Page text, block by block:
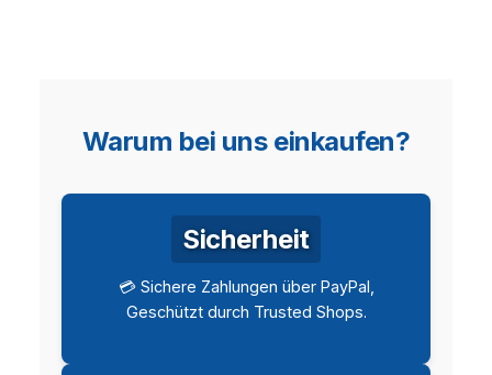
Warum bei uns einkaufen?
Sicherheit
💳 Sichere Zahlungen über PayPal,
Geschützt durch Trusted Shops.